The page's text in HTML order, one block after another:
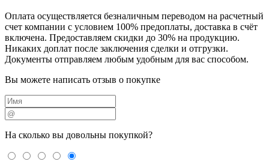
Оплата осуществляется безналичным переводом на расчетный
счет компании с условием 100% предоплаты, доставка в счёт
включена. Предоставляем скидки до 30% на продукцию.
Никаких доплат после заключения сделки и отгрузки.
Документы отправляем любым удобным для вас способом.
Вы можете написать отзыв о покупке
На сколько вы довольны покупкой?